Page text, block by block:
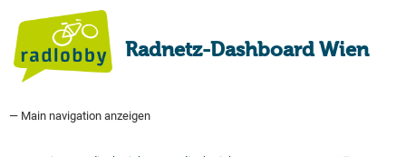
Inhalt
Radnetz-Dashboard Wien
Main
— Main navigation anzeigen